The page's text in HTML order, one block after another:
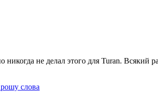
не делал этого для Turan. Всякий
слова